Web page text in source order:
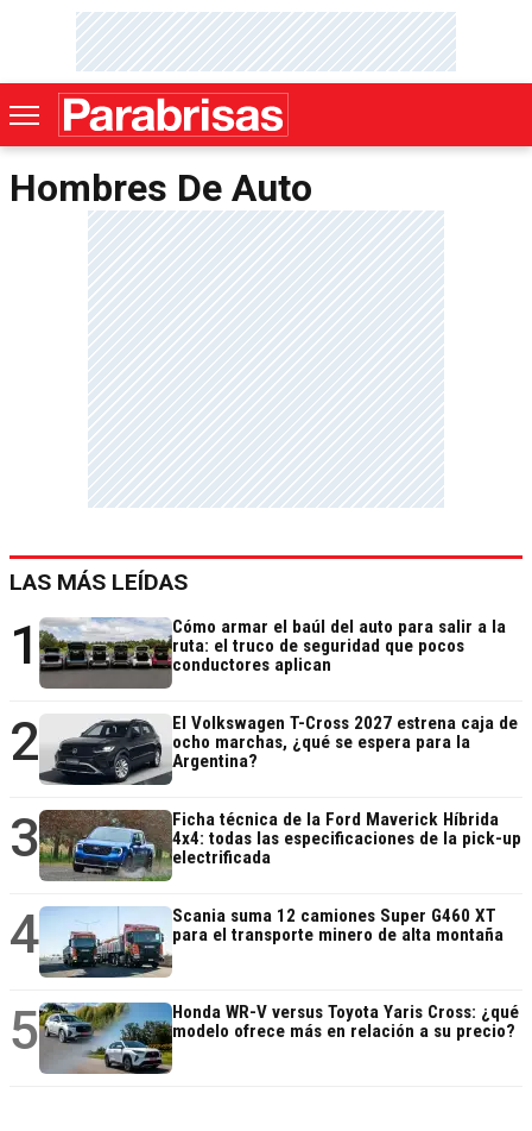
Hombres De Auto
LAS MÁS LEÍDAS
1
Cómo armar el baúl del auto para salir a la
ruta: el truco de seguridad que pocos
conductores aplican
2
El Volkswagen T-Cross 2027 estrena caja de
ocho marchas, ¿qué se espera para la
Argentina?
3
Ficha técnica de la Ford Maverick Híbrida
4x4: todas las especificaciones de la pick-up
electrificada
4
Scania suma 12 camiones Super G460 XT
para el transporte minero de alta montaña
5
Honda WR-V versus Toyota Yaris Cross: ¿qué
modelo ofrece más en relación a su precio?